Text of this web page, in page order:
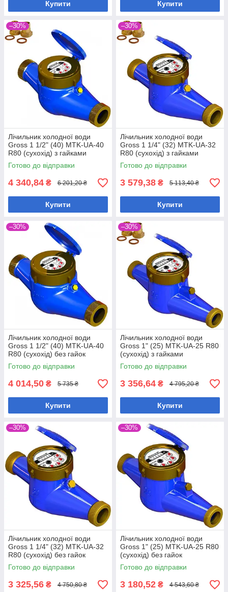
Купити Купити
–30%
Лічильник холодної води
Gross 1 1/2" (40) MTK-UA-40
R80 (сухохід) з гайками
Готово до відправки
4 340,84 ₴ 6 201,20 ₴
Купити
–30%
Лічильник холодної води
Gross 1 1/4" (32) MTK-UA-32
R80 (сухохід) з гайками
Готово до відправки
3 579,38 ₴ 5 113,40 ₴
Купити
–30%
Лічильник холодної води
Gross 1 1/2" (40) MTK-UA-40
R80 (сухохід) без гайок
Готово до відправки
4 014,50 ₴ 5 735 ₴
Купити
–30%
Лічильник холодної води
Gross 1" (25) MTK-UA-25 R80
(сухохід) з гайками
Готово до відправки
3 356,64 ₴ 4 795,20 ₴
Купити
–30%
Лічильник холодної води
Gross 1 1/4" (32) MTK-UA-32
R80 (сухохід) без гайок
Готово до відправки
3 325,56 ₴ 4 750,80 ₴
–30%
Лічильник холодної води
Gross 1" (25) MTK-UA-25 R80
(сухохід) без гайок
Готово до відправки
3 180,52 ₴ 4 543,60 ₴